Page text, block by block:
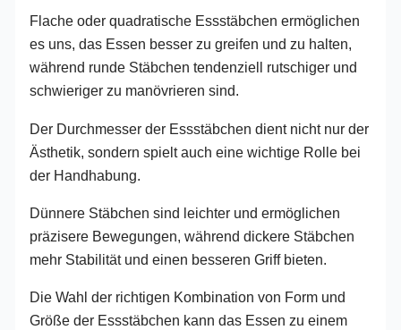
Flache oder quadratische Essstäbchen ermöglichen
es uns, das Essen besser zu greifen und zu halten,
während runde Stäbchen tendenziell rutschiger und
schwieriger zu manövrieren sind.
Der Durchmesser der Essstäbchen dient nicht nur der
Ästhetik, sondern spielt auch eine wichtige Rolle bei
der Handhabung.
Dünnere Stäbchen sind leichter und ermöglichen
präzisere Bewegungen, während dickere Stäbchen
mehr Stabilität und einen besseren Griff bieten.
Die Wahl der richtigen Kombination von Form und
Größe der Essstäbchen kann das Essen zu einem